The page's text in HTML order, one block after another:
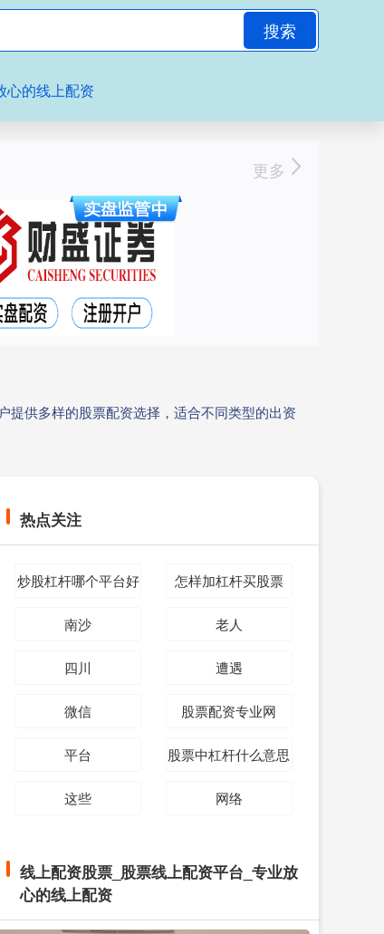
搜索
心的线上配资
更多
提供多样的股票配资选择，适合不同类型的出资
热点关注
炒股杠杆哪个平台好 怎样加杠杆买股票
南沙 老人
四川 遭遇
微信 股票配资专业网
平台 股票中杠杆什么意思
这些 网络
线上配资股票_股票线上配资平台_专业放
心的线上配资